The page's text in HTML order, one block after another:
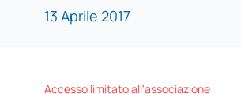
13 Aprile 2017
Accesso limitato all'associazione